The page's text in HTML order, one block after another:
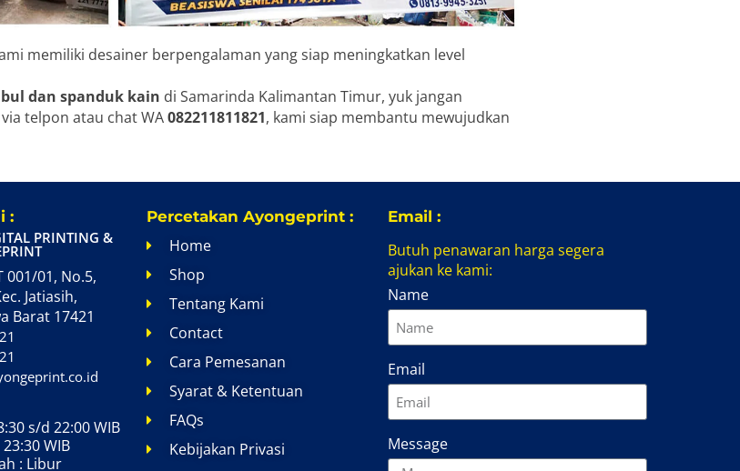
memiliki desainer berpengalaman yang siap meningkatkan level
dan spanduk kain di Samarinda Kalimantan Timur, yuk jangan
telpon atau chat WA082211811821, kami siap membantu mewujudkan
:
PRINTING &
001/01, No.5,
Jatiasih,
Barat 17421
s/d 22:00 WIB
WIB
: Libur
Percetakan Ayongeprint :
Home
Shop
Tentang Kami
Contact
Cara Pemesanan
Syarat & Ketentuan
FAQs
Kebijakan Privasi
Email :
Butuh penawaran harga segera
ajukan ke kami:
Name
Email
Message